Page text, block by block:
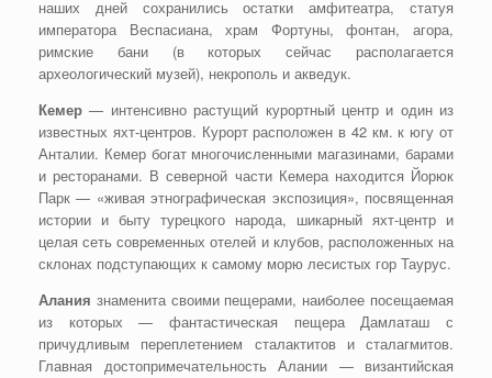
наших дней сохранились остатки амфитеатра, статуя
императора Веспасиана, храм Фортуны, фонтан, агора,
римские бани (в которых сейчас располагается
археологический музей), некрополь и акведук.
Кемер — интенсивно растущий курортный центр и один из
известных яхт-центров. Курорт расположен в 42 км. к югу от
Анталии. Кемер богат многочисленными магазинами, барами
и ресторанами. В северной части Кемера находится Йорюк
Парк — «живая этнографическая экспозиция», посвященная
истории и быту турецкого народа, шикарный яхт-центр и
целая сеть современных отелей и клубов, расположенных на
склонах подступающих к самому морю лесистых гор Таурус.
Алания знаменита своими пещерами, наиболее посещаемая
из которых — фантастическая пещера Дамлаташ с
причудливым переплетением сталактитов и сталагмитов.
Главная достопримечательность Алании — византийская